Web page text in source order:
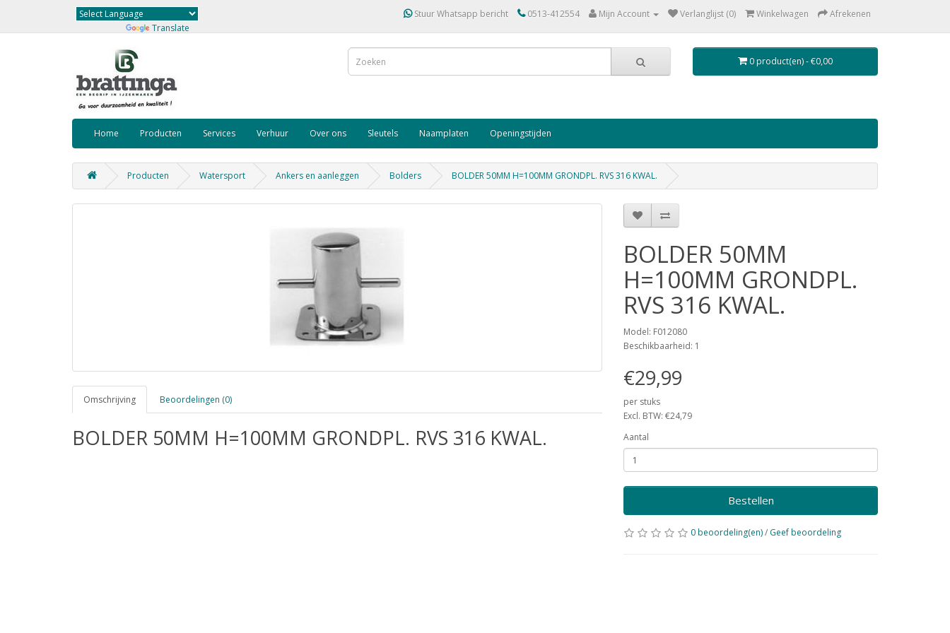
Translate
Stuur Whatsapp bericht 0513-412554 Mijn Account Verlanglijst (0) Winkelwagen Afrekenen
0 product(en) - €0,00
Home Producten Services Verhuur Over ons Sleutels Naamplaten Openingstijden
Producten Watersport Ankers en aanleggen Bolders BOLDER 50MM H=100MM GRONDPL. RVS 316 KWAL.
Omschrijving Beoordelingen (0)
BOLDER 50MM H=100MM GRONDPL. RVS 316 KWAL.
BOLDER 50MM
H=100MM GRONDPL.
RVS 316 KWAL.
Model: F012080
Beschikbaarheid: 1
€29,99
per stuks
Excl. BTW: €24,79
Aantal
Bestellen
0 beoordeling(en)/ Geef beoordeling